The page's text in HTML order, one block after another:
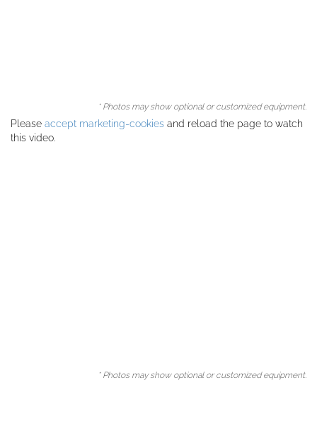
* Photos may show optional or customized equipment.
Please accept marketing-cookies and reload the page to watch
this video.
* Photos may show optional or customized equipment.